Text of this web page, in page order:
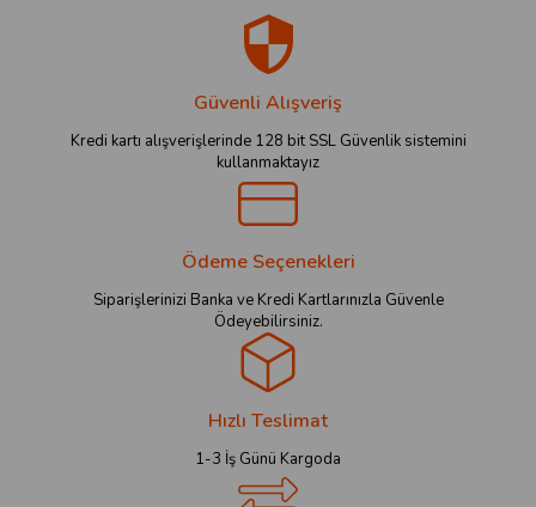
Güvenli Alışveriş
Kredi kartı alışverişlerinde 128 bit SSL Güvenlik sistemini
kullanmaktayız
Ödeme Seçenekleri
Siparişlerinizi Banka ve Kredi Kartlarınızla Güvenle
Ödeyebilirsiniz.
Hızlı Teslimat
1-3 İş Günü Kargoda